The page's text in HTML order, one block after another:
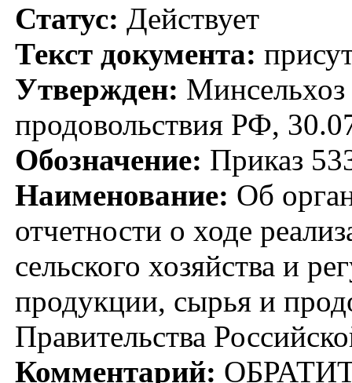
Статус: Действует
Текст документа:
Утвержден: Минсельхоз
продовольствия РФ,
Обозначение: Приказ
Наименование: Об
отчетности о ходе
сельского хозяйства и
продукции, сырья и
Правительства
Комментарий: